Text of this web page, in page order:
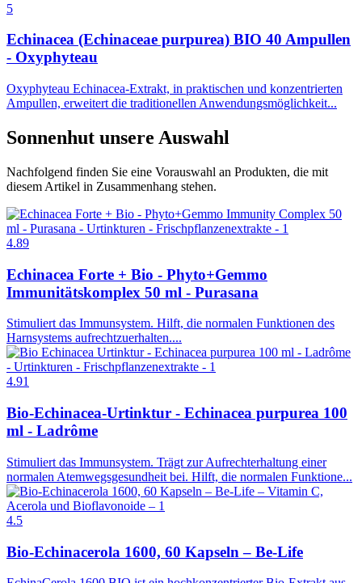
5
Echinacea (Echinaceae purpurea) BIO 40 Ampullen
- Oxyphyteau
Oxyphyteau Echinacea-Extrakt, in praktischen und konzentrierten
Ampullen, erweitert die traditionellen Anwendungsmöglichkeit...
Sonnenhut unsere Auswahl
Nachfolgend finden Sie eine Vorauswahl an Produkten, die mit
diesem Artikel in Zusammenhang stehen.
4.89
Echinacea Forte + Bio - Phyto+Gemmo
Immunitätskomplex 50 ml - Purasana
Stimuliert das Immunsystem. Hilft, die normalen Funktionen des
Harnsystems aufrechtzuerhalten....
4.91
Bio-Echinacea-Urtinktur - Echinacea purpurea 100
ml - Ladrôme
Stimuliert das Immunsystem. Trägt zur Aufrechterhaltung einer
normalen Atemwegsgesundheit bei. Hilft, die normalen Funktione...
4.5
Bio-Echinacerola 1600, 60 Kapseln – Be-Life